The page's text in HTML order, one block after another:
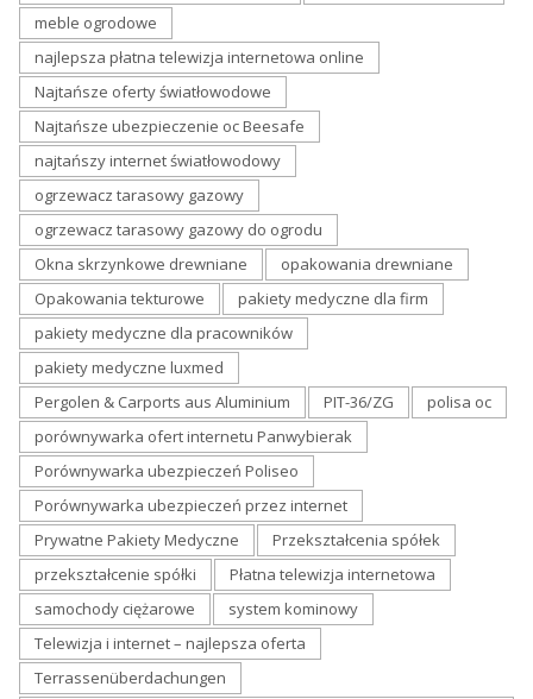
meble ogrodowe
najlepsza płatna telewizja internetowa online
Najtańsze oferty światłowodowe
Najtańsze ubezpieczenie oc Beesafe
najtańszy internet światłowodowy
ogrzewacz tarasowy gazowy
ogrzewacz tarasowy gazowy do ogrodu
Okna skrzynkowe drewniane
opakowania drewniane
Opakowania tekturowe
pakiety medyczne dla firm
pakiety medyczne dla pracowników
pakiety medyczne luxmed
Pergolen & Carports aus Aluminium
PIT-36/ZG
polisa oc
porównywarka ofert internetu Panwybierak
Porównywarka ubezpieczeń Poliseo
Porównywarka ubezpieczeń przez internet
Prywatne Pakiety Medyczne
Przekształcenia spółek
przekształcenie spółki
Płatna telewizja internetowa
samochody ciężarowe
system kominowy
Telewizja i internet – najlepsza oferta
Terrassenüberdachungen